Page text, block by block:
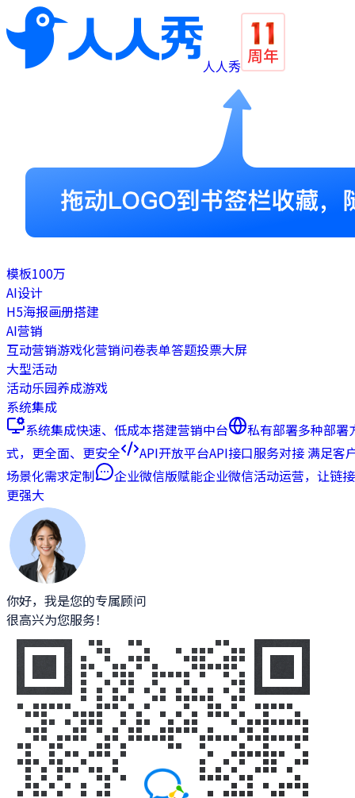
人人秀
模板100万
AI设计
H5海报画册搭建
AI营销
互动营销游戏化营销问卷表单答题投票大屏
大型活动
活动乐园养成游戏
系统集成
系统集成快速、低成本搭建营销中台 私有部署多种部署
式，更全面、更安全
API开放平台API接口服务对接 满足客
场景化需求定制
企业微信版赋能企业微信活动运营，让链接
更强大
你好，我是您的专属顾问
很高兴为您服务！